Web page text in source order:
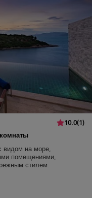
10.0(1)
видом на море,
помещениями,
стилем.